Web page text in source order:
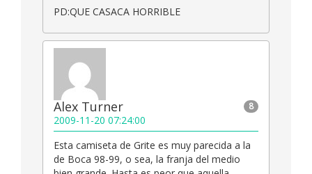
PD:QUE CASACA HORRIBLE
8
Alex Turner
2009-11-20 07:24:00
Esta camiseta de Grite es muy parecida a la
de Boca 98-99, o sea, la franja del medio